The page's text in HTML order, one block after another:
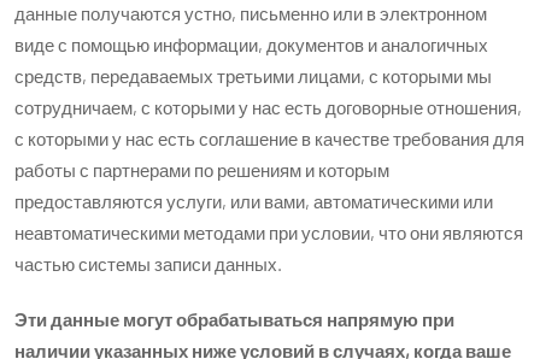
данные получаются устно, письменно или в электронном
виде с помощью информации, документов и аналогичных
средств, передаваемых третьими лицами, с которыми мы
сотрудничаем, с которыми у нас есть договорные отношения,
с которыми у нас есть соглашение в качестве требования для
работы с партнерами по решениям и которым
предоставляются услуги, или вами, автоматическими или
неавтоматическими методами при условии, что они являются
частью системы записи данных.
Эти данные могут обрабатываться напрямую при
наличии указанных ниже условий в случаях, когда ваше